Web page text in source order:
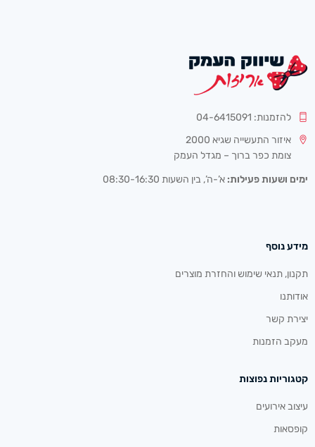
להזמנות: 04-6415091
איזור התעשייה שגיא 2000
צומת כפר ברוך – מגדל העמק
ימים ושעות פעילות: א’-ה’, בין השעות 08:30-16:30
מידע נוסף
תקנון, תנאי שימוש והחזרת מוצרים
אודותנו
יצירת קשר
מעקב הזמנות
קטגוריות נפוצות
עיצוב אירועים
קופסאות